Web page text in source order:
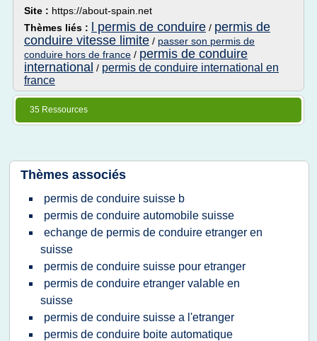
Site : https://about-spain.net
Thèmes liés :
l permis de conduire / permis de
conduire vitesse limite / passer son permis de
conduire hors de france / permis de conduire
international / permis de conduire international en
france
35 Ressources
Thèmes associés
permis de conduire suisse b
permis de conduire automobile suisse
echange de permis de conduire etranger en
suisse
permis de conduire suisse pour etranger
permis de conduire etranger valable en
suisse
permis de conduire suisse a l'etranger
permis de conduire boite automatique